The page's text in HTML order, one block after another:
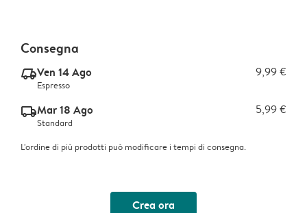
Consegna
delivery_express_v2Ven 14 Ago 9,99 €
Espresso
delivery_standard_v2Mar 18 Ago 5,99 €
Standard
L'ordine di più prodotti può modificare i tempi di consegna.
Crea ora